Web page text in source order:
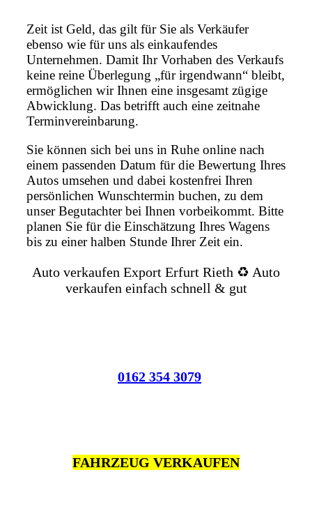
Zeit ist Geld, das gilt für Sie als Verkäufer
ebenso wie für uns als einkaufendes
Unternehmen. Damit Ihr Vorhaben des Verkaufs
keine reine Überlegung „für irgendwann“ bleibt,
ermöglichen wir Ihnen eine insgesamt zügige
Abwicklung. Das betrifft auch eine zeitnahe
Terminvereinbarung.
Sie können sich bei uns in Ruhe online nach
einem passenden Datum für die Bewertung Ihres
Autos umsehen und dabei kostenfrei Ihren
persönlichen Wunschtermin buchen, zu dem
unser Begutachter bei Ihnen vorbeikommt. Bitte
planen Sie für die Einschätzung Ihres Wagens
bis zu einer halben Stunde Ihrer Zeit ein.
Auto verkaufen Export Erfurt Rieth ♻️ Auto
verkaufen einfach schnell & gut
0162 354 3079
FAHRZEUG VERKAUFEN